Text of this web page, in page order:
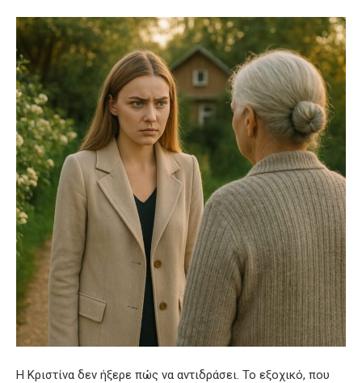
Η Κριστίνα δεν ήξερε πώς να αντιδράσει. Το εξοχικό, που